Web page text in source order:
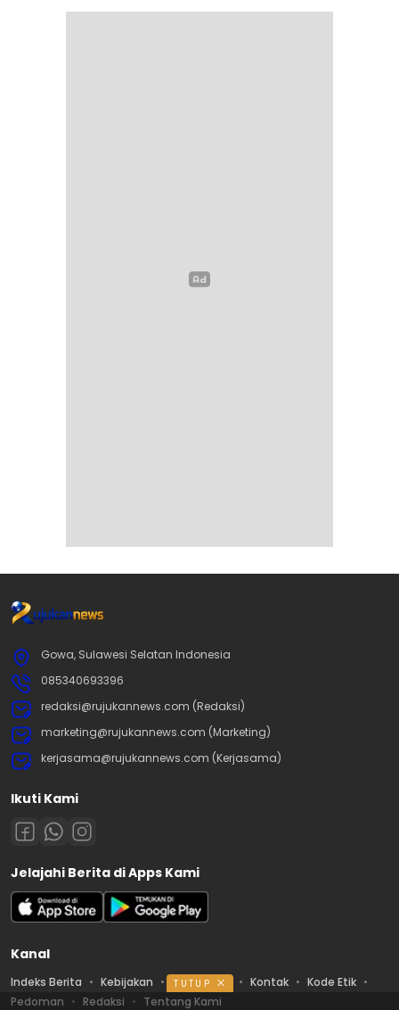
Gowa, Sulawesi Selatan Indonesia
085340693396
redaksi@rujukannews.com (Redaksi)
marketing@rujukannews.com (Marketing)
kerjasama@rujukannews.com (Kerjasama)
Ikuti Kami
Jelajahi Berita di Apps Kami
Kanal
Indeks Berita Kebijakan Ketentuan Kontak
Kode Etik
Pedoman
Redaksi Tentang Kami
TUTUP